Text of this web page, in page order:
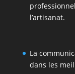
l’artisanat.
La
dans les